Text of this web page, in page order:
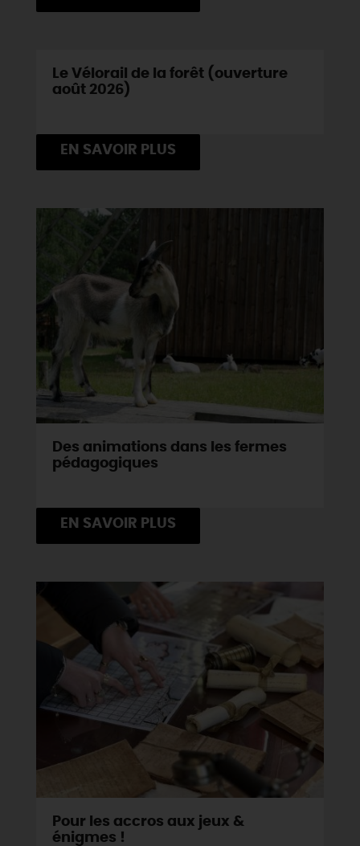
Le Vélorail de la forêt (ouverture
août 2026)
EN SAVOIR PLUS
Des animations dans les fermes
pédagogiques
EN SAVOIR PLUS
Pour les accros aux jeux &
énigmes !